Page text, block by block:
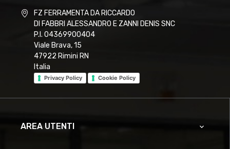
FZ FERRAMENTA DA RICCARDO
DI FABBRI ALESSANDRO E ZANNI DENIS SNC
P.I. 04369900404
Viale Brava, 15
47922 Rimini RN
Italia
Privacy Policy Cookie Policy
AREA UTENTI 